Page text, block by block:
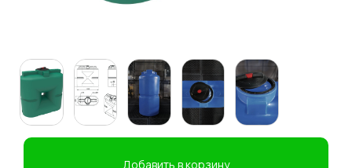
Добавить в корзину